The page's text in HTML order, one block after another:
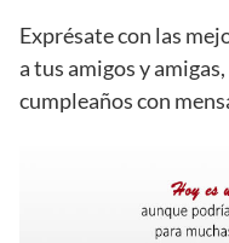
Exprésate con las
a tus amigos y
cumpleaños con